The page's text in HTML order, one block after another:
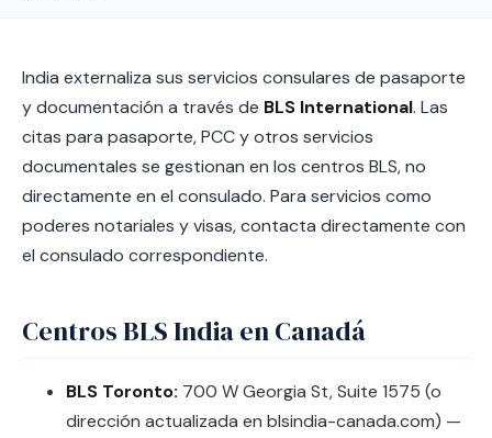
India externaliza sus servicios consulares de pasaporte
y documentación a través de BLS International. Las
citas para pasaporte, PCC y otros servicios
documentales se gestionan en los centros BLS, no
directamente en el consulado. Para servicios como
poderes notariales y visas, contacta directamente con
el consulado correspondiente.
Centros BLS India en Canadá
BLS Toronto: 700 W Georgia St, Suite 1575 (o
dirección actualizada en blsindia-canada.com) —